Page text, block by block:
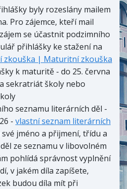
byly rozeslány mailem
Pro zájemce, kteří mail
se účastnit podzimního
přihlášky ke stažení na
zkouška | Maturitní zkouška
k maturitě - do 25. června
sekratriát školy nebo
seznamu literárních děl -
- vlastní seznam literárních
jméno a přijmení, třídu a
ze seznamu v libovolném
pohlídá správnost vyplnění
v jakém díla zapíšete,
budou díla mít při